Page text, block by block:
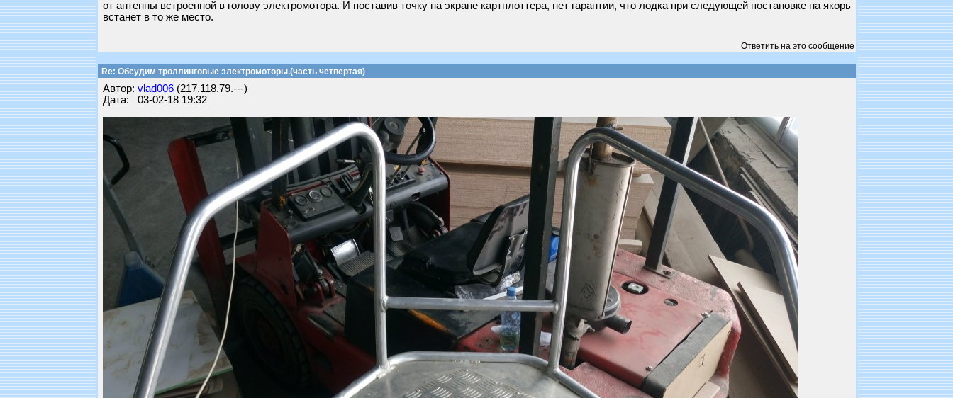
от антенны встроенной в голову электромотора. И поставив точку на экране картплоттера, нет гарантии, что лодка при следующей постановке на якорь
встанет в то же место.
Ответить на это сообщение
Re: Обсудим троллинговые электромоторы.(часть четвертая)
Автор: vlad006(217.118.79.---)
Дата: 03-02-18 19:32